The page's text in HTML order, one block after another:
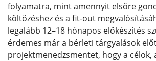
folyamatra, mint amennyit elsőre
költözéshez és a fit-out
legalább 12–18 hónapos előkészítés
érdemes már a bérleti tárgyalások
projektmenedzsmentet, hogy a célok,